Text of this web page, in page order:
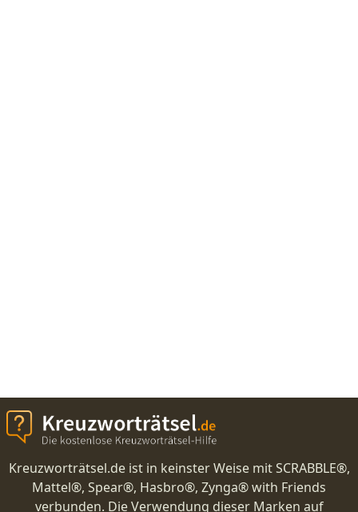
Kreuzworträtsel.de ist in keinster Weise mit SCRABBLE®,
Mattel®, Spear®, Hasbro®, Zynga® with Friends
verbunden. Die Verwendung dieser Marken auf